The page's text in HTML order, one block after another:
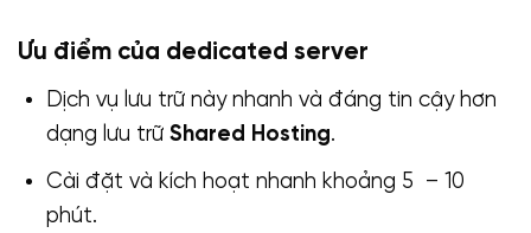
Ưu điểm của dedicated server
Dịch vụ lưu trữ này nhanh và đáng tin cậy hơn
dạng lưu trữ Shared Hosting.
Cài đặt và kích hoạt nhanh khoảng 5 – 10
phút.